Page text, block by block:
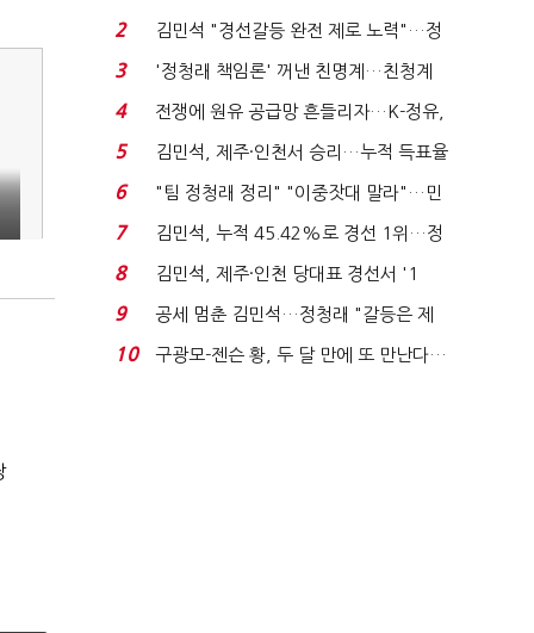
발윳값 1909원...
2
김민석 "경선갈등 완전 제로 노력"…정
청래 "반명 공세 사...
3
'정청래 책임론' 꺼낸 친명계…친청계
는 추가투표 때리기...
4
전쟁에 원유 공급망 흔들리자…K-정유,
에너지안보 핵심...
5
김민석, 제주·인천서 승리…누적 득표율
'1위 탈환'(종합)...
6
"팀 정청래 정리" "이중잣대 말라"…민
주 최고위원 계파 다...
7
김민석, 누적 45.42%로 경선 1위…정
청래와 격차 0.86%p(...
8
김민석, 제주·인천 당대표 경선서 '1
위'(1보)...
9
공세 멈춘 김민석…정청래 "갈등은 제
가 수습"
10
구광모-젠슨 황, 두 달 만에 또 만난다…